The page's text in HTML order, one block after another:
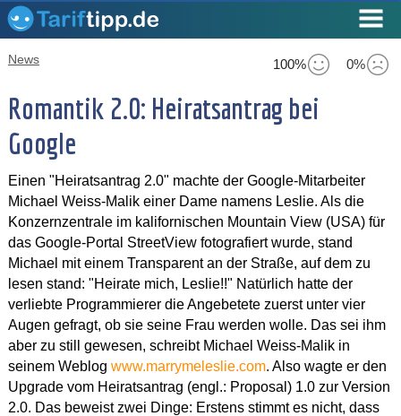
100% 0%
News
Romantik 2.0: Heiratsantrag bei
Google
Einen "Heiratsantrag 2.0" machte der Google-Mitarbeiter
Michael Weiss-Malik einer Dame namens Leslie. Als die
Konzernzentrale im kalifornischen Mountain View (USA) für
das Google-Portal StreetView fotografiert wurde, stand
Michael mit einem Transparent an der Straße, auf dem zu
lesen stand: "Heirate mich, Leslie!!" Natürlich hatte der
verliebte Programmierer die Angebetete zuerst unter vier
Augen gefragt, ob sie seine Frau werden wolle. Das sei ihm
aber zu still gewesen, schreibt Michael Weiss-Malik in
seinem Weblog www.marrymeleslie.com. Also wagte er den
Upgrade vom Heiratsantrag (engl.: Proposal) 1.0 zur Version
2.0. Das beweist zwei Dinge: Erstens stimmt es nicht, dass